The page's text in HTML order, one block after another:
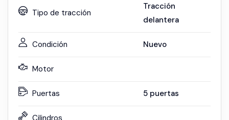
Tipo de tracción
Tracción
delantera
Condición Nuevo
Motor
Puertas 5 puertas
Cilindros